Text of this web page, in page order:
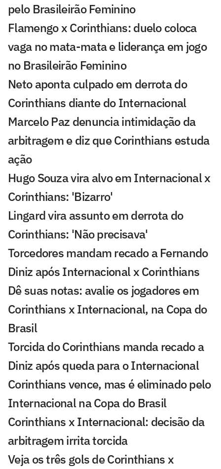
pelo Brasileirão Feminino
Flamengo x Corinthians: duelo coloca
vaga no mata-mata e liderança em jogo
no Brasileirão Feminino
Neto aponta culpado em derrota do
Corinthians diante do Internacional
Marcelo Paz denuncia intimidação da
arbitragem e diz que Corinthians estuda
ação
Hugo Souza vira alvo em Internacional x
Corinthians: 'Bizarro'
Lingard vira assunto em derrota do
Corinthians: 'Não precisava'
Torcedores mandam recado a Fernando
Diniz após Internacional x Corinthians
Dê suas notas: avalie os jogadores em
Corinthians x Internacional, na Copa do
Brasil
Torcida do Corinthians manda recado a
Diniz após queda para o Internacional
Corinthians vence, mas é eliminado pelo
Internacional na Copa do Brasil
Corinthians x Internacional: decisão da
arbitragem irrita torcida
Veja os três gols de Corinthians x